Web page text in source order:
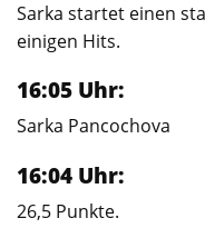
Sarka startet einen
einigen Hits.
16:05 Uhr:
Sarka Pancochova
16:04 Uhr:
26,5 Punkte.